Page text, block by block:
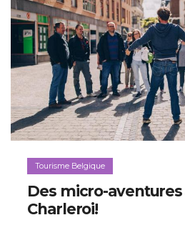
Tourisme Belgique
Des micro-aventures
Charleroi!